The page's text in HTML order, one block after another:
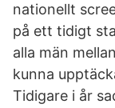
nationellt
på ett tidigt
alla män
kunna
Tidigare i år